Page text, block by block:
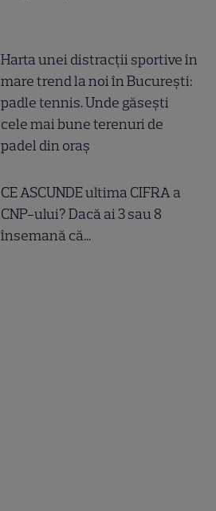
Harta unei distracții sportive în
mare trend la noi în București:
padle tennis. Unde găsești
cele mai bune terenuri de
padel din oraș
CE ASCUNDE ultima CIFRA a
CNP-ului? Dacă ai 3 sau 8
însemană că...